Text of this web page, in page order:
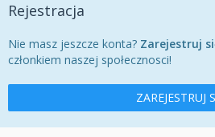
Rejestracja
Nie masz jeszcze konta? Zarejestruj
członkiem naszej społecznosci!
ZAREJESTRUJ